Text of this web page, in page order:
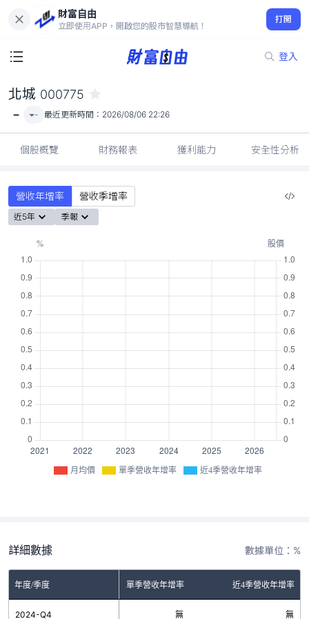
財富自由
立即使用APP，開啟您的股市智慧導航！
打開
登入
-
北城 000775
- - 最近更新時間： 2026/08/06 22:26
個股概覽 財務報表 獲利能力 安全性分析
營收年增率 營收季增率
近5年 季報
月均價 單季營收年增率 近4季營收年增率
詳細數據 數據單位：%
年度/季度 單季營收年增率 近4季營收年增率
2024-Q4 無 無